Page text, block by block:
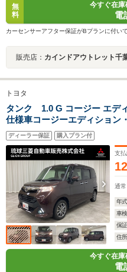
無
料
今すぐ在
電
カーセンサーアフター保証がBプランに付い
販売店： カインドアウトレット千葉 コンパクトハイ
トヨタ
タンク 1.0 G コージー エデ
仕様車コージーエディション
ETC・スマートキー・プッシ
ラ・社外AW・撥水加工シー
センサー・クルーズコントロ
ディーラー保証 購入プラン付
支
通
年式
車検
保証
住所
今すぐ在
電